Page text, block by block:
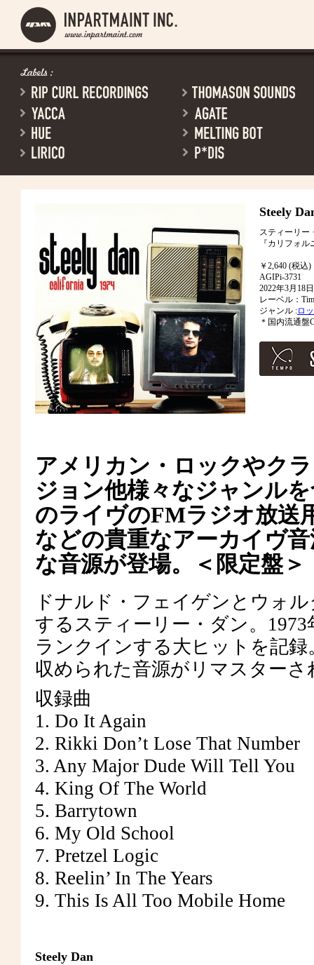
Steely
スティーリー
『カリフォル
￥2,640 (税込)
AGIPi-3731
2022年3月18
レーベル：
ジャンル :ロ
＊国内流通盤
アメリカン・ロックやク
ジョン他様々なジャンル
のライヴのFMラジオ放送
などの貴重なアーカイヴ
な音源が登場。＜限定盤＞
ドナルド・フェイゲンとウォ
するスティーリー・ダン。
ランクインする大ヒットを記
収められた音源がリマスターさ
収録曲
1. Do It Again
2. Rikki Don’t Lose That Number
3. Any Major Dude Will Tell You
4. King Of The World
5. Barrytown
6. My Old School
7. Pretzel Logic
8. Reelin’ In The Years
9. This Is All Too Mobile Home
Steely Dan